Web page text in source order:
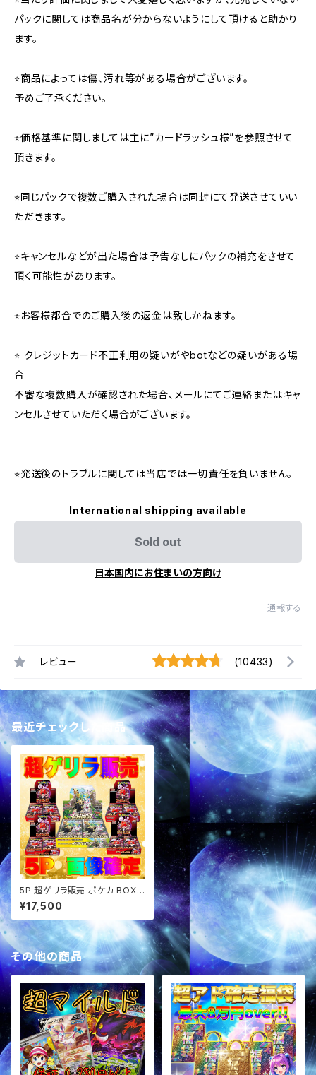
パックに関しては商品名が分からないようにして頂けると助かり
ます。
⭐︎商品によっては傷、汚れ等がある場合がございます。
予めご了承ください。
⭐︎価格基準に関しましては主に”カードラッシュ様”を参照させて
頂きます。
⭐︎同じパックで複数ご購入された場合は同封にて発送させていい
ただきます。
⭐︎キャンセルなどが出た場合は予告なしにパックの補充をさせて
頂く可能性があります。
⭐︎お客様都合でのご購入後の返金は致しかねます。
⭐︎ クレジットカード不正利用の疑いがやbotなどの疑いがある場
合
不審な複数購入が確認された場合、メールにてご連絡またはキャ
ンセルさせていただく場合がございます。
⭐︎発送後のトラブルに関しては当店では一切責任を負いません。
International shipping available
Sold out
日本国内にお住まいの方向け
通報する
レビュー (10433)
最近チェックした商品
5P 超ゲリラ販売 ポケカ BOX
画像確定パック オリパ
¥17,500
その他の商品